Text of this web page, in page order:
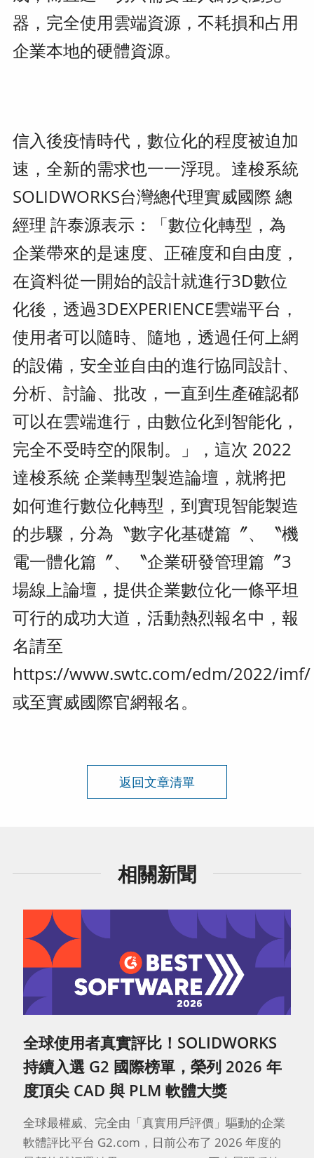
器，完全使用雲端資源，不耗損和占用
企業本地的硬體資源。
信入後疫情時代，數位化的程度被迫加
速，全新的需求也一一浮現。達梭系統
SOLIDWORKS台灣總代理實威國際 總
經理 許泰源表示：「數位化轉型，為
企業帶來的是速度、正確度和自由度，
在資料從一開始的設計就進行3D數位
化後，透過3DEXPERIENCE雲端平台，
使用者可以隨時、隨地，透過任何上網
的設備，安全並自由的進行協同設計、
分析、討論、批改，一直到生產確認都
可以在雲端進行，由數位化到智能化，
完全不受時空的限制。」，這次 2022
達梭系統 企業轉型製造論壇，就將把
如何進行數位化轉型，到實現智能製造
的步驟，分為〝數字化基礎篇〞、〝機
電一體化篇〞、〝企業研發管理篇〞3
場線上論壇，提供企業數位化一條平坦
可行的成功大道，活動熱烈報名中，報
名請至
https://www.swtc.com/edm/2022/imf/
或至實威國際官網報名。
返回文章清單
相關新聞
全球使用者真實評比！SOLIDWORKS
持續入選 G2 國際榜單，榮列 2026 年
度頂尖 CAD 與 PLM 軟體大獎
全球最權威、完全由「真實用戶評價」驅動的企業
軟體評比平台 G2.com，日前公布了 2026 年度的